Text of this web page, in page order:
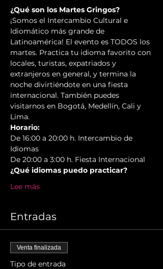
¿Qué son los Martes Gringos?
¡Somos el Intercambio Cultural e
Idiomático más grande de
Latinoamérica! El evento es TODOS los
martes. Practica tu idioma favorito con
locales, turistas, expatriados y
extranjeros en general, y termina la
noche divirtiéndote en una fiesta
internacional. También puedes
visitarnos en Bogotá, Medellín, Cali y
Lima.
Horario:
De 16:00 a 20:00 h. Intercambio de
Idiomas
De 20:00 a 3:00 h. Fiesta Internacional
¿Qué idiomas puedo practicar?
Lee más
Entradas
Venta finalizada
Tipo de entrada